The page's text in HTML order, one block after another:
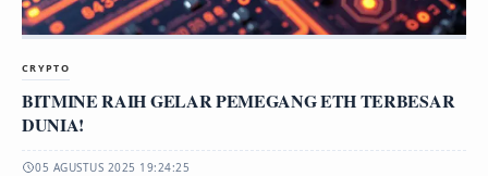
CRYPTO
BITMINE RAIH GELAR PEMEGANG ETH TERBESAR
DUNIA!
05 AGUSTUS 2025 19:24:25